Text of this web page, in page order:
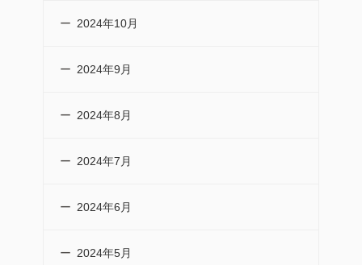
2024年10月
2024年9月
2024年8月
2024年7月
2024年6月
2024年5月